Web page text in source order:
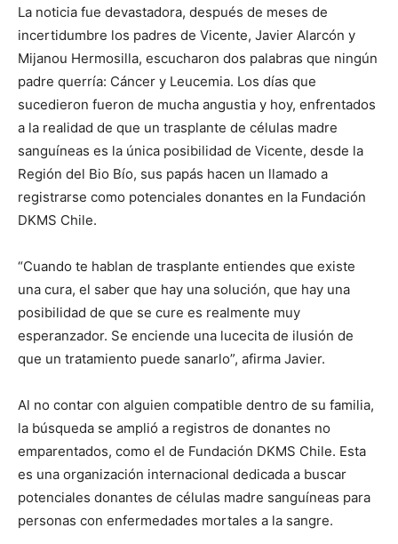
La noticia fue devastadora, después de meses de
incertidumbre los padres de Vicente, Javier Alarcón y
Mijanou Hermosilla, escucharon dos palabras que ningún
padre querría: Cáncer y Leucemia. Los días que
sucedieron fueron de mucha angustia y hoy, enfrentados
a la realidad de que un trasplante de células madre
sanguíneas es la única posibilidad de Vicente, desde la
Región del Bio Bío, sus papás hacen un llamado a
registrarse como potenciales donantes en la Fundación
DKMS Chile.
“Cuando te hablan de trasplante entiendes que existe
una cura, el saber que hay una solución, que hay una
posibilidad de que se cure es realmente muy
esperanzador. Se enciende una lucecita de ilusión de
que un tratamiento puede sanarlo”, afirma Javier.
Al no contar con alguien compatible dentro de su familia,
la búsqueda se amplió a registros de donantes no
emparentados, como el de Fundación DKMS Chile. Esta
es una organización internacional dedicada a buscar
potenciales donantes de células madre sanguíneas para
personas con enfermedades mortales a la sangre.